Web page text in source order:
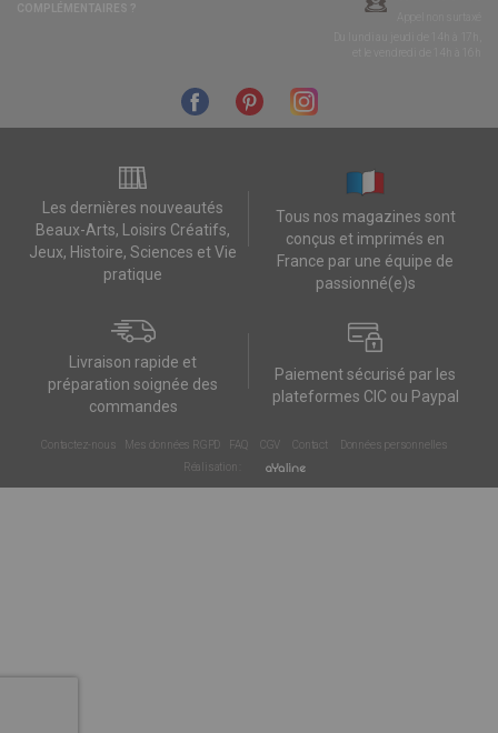
Les dernières nouveautés
Beaux-Arts, Loisirs Créatifs,
Jeux, Histoire, Sciences et Vie
pratique
Tous nos magazines sont
conçus et imprimés en
France par une équipe de
passionné(e)s
Livraison rapide et
préparation soignée des
commandes
Paiement sécurisé par les
plateformes CIC ou Paypal
Contactez-nous Mes données RGPD FAQ CGV Contact
Données personnelles
Réalisation :